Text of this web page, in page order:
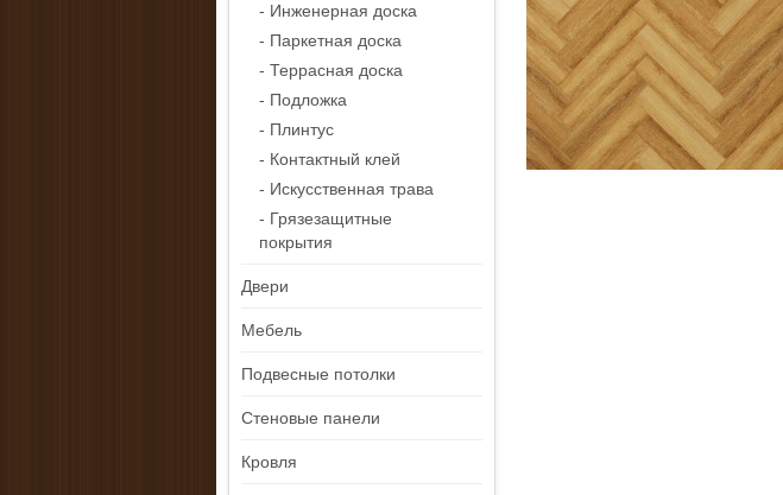
- Инженерная доска
- Паркетная доска
- Террасная доска
- Подложка
- Плинтус
- Контактный клей
- Искусственная трава
- Грязезащитные
покрытия
Двери
Мебель
Подвесные потолки
Стеновые панели
Кровля